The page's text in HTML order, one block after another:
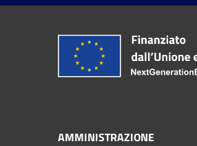
AMMINISTRAZIONE